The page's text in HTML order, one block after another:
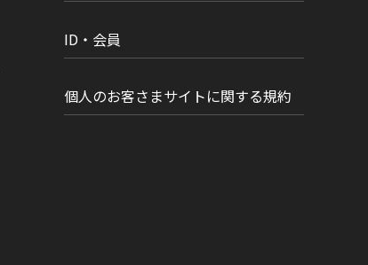
ID・会員
個人のお客さまサイトに関する規約